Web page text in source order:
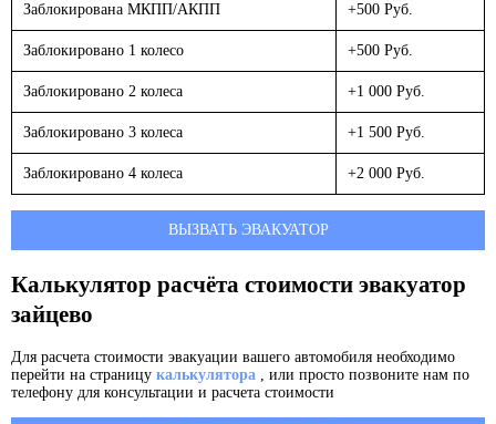
Заблокирована МКПП/АКПП +500 Руб.
Заблокировано 1 колесо +500 Руб.
Заблокировано 2 колеса +1 000 Руб.
Заблокировано 3 колеса +1 500 Руб.
Заблокировано 4 колеса +2 000 Руб.
ВЫЗВАТЬ ЭВАКУАТОР
Калькулятор расчёта стоимости эвакуатор
зайцево
Для расчета стоимости эвакуации вашего автомобиля необходимо
перейти на страницу калькулятора , или просто позвоните нам по
телефону для консультации и расчета стоимости